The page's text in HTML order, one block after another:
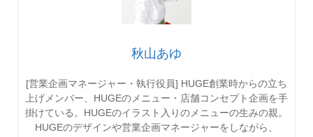
秋山あゆ
[営業企画マネージャー・執行役員] HUGE創業時からの立ち
上げメンバー、HUGEのメニュー・店舗コンセプト企画を手
掛けている。HUGEのイラスト入りのメニューの生みの親。
HUGEのデザインや営業企画マネージャーをしながら、